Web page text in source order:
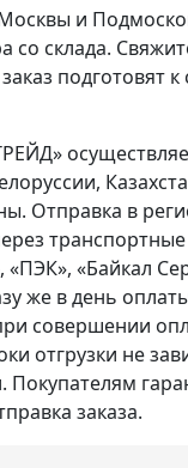
и
со склада.
подготовят к
Отправка в
«Байкал
же в день
совершении
отгрузки не
Покупателям
заказа.